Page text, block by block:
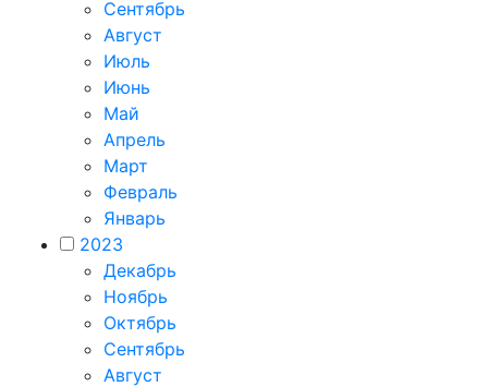
Сентябрь
Август
Июль
Июнь
Май
Апрель
Март
Февраль
Январь
2023
Декабрь
Ноябрь
Октябрь
Сентябрь
Август